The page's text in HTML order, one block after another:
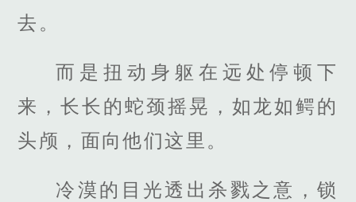
去。
而是扭动身躯在远处停顿下
来，长长的蛇颈摇晃，如龙如鳄的
头颅，面向他们这里。
冷漠的目光透出杀戮之意，锁